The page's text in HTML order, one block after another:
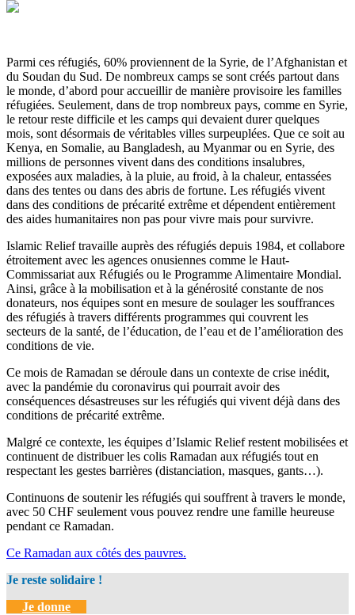
Parmi ces réfugiés, 60% proviennent de la Syrie, de l’Afghanistan et
du Soudan du Sud. De nombreux camps se sont créés partout dans
le monde, d’abord pour accueillir de manière provisoire les familles
réfugiées. Seulement, dans de trop nombreux pays, comme en Syrie,
le retour reste difficile et les camps qui devaient durer quelques
mois, sont désormais de véritables villes surpeuplées. Que ce soit au
Kenya, en Somalie, au Bangladesh, au Myanmar ou en Syrie, des
millions de personnes vivent dans des conditions insalubres,
exposées aux maladies, à la pluie, au froid, à la chaleur, entassées
dans des tentes ou dans des abris de fortune. Les réfugiés vivent
dans des conditions de précarité extrême et dépendent entièrement
des aides humanitaires non pas pour vivre mais pour survivre.
Islamic Relief travaille auprès des réfugiés depuis 1984, et collabore
étroitement avec les agences onusiennes comme le Haut-
Commissariat aux Réfugiés ou le Programme Alimentaire Mondial.
Ainsi, grâce à la mobilisation et à la générosité constante de nos
donateurs, nos équipes sont en mesure de soulager les souffrances
des réfugiés à travers différents programmes qui couvrent les
secteurs de la santé, de l’éducation, de l’eau et de l’amélioration des
conditions de vie.
Ce mois de Ramadan se déroule dans un contexte de crise inédit,
avec la pandémie du coronavirus qui pourrait avoir des
conséquences désastreuses sur les réfugiés qui vivent déjà dans des
conditions de précarité extrême.
Malgré ce contexte, les équipes d’Islamic Relief restent mobilisées et
continuent de distribuer les colis Ramadan aux réfugiés tout en
respectant les gestes barrières (distanciation, masques, gants…).
Continuons de soutenir les réfugiés qui souffrent à travers le monde,
avec 50 CHF seulement vous pouvez rendre une famille heureuse
pendant ce Ramadan.
Ce Ramadan aux côtés des pauvres.
Je reste solidaire !
Je donne